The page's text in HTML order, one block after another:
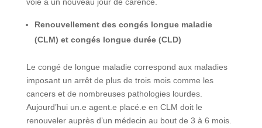
Renouvellement des congés longue maladie
(CLM) et congés longue durée (CLD)
Le congé de longue maladie correspond aux maladies
imposant un arrêt de plus de trois mois comme les
cancers et de nombreuses pathologies lourdes.
Aujourd’hui un.e agent.e placé.e en CLM doit le
renouveler auprès d’un médecin au bout de 3 à 6 mois.